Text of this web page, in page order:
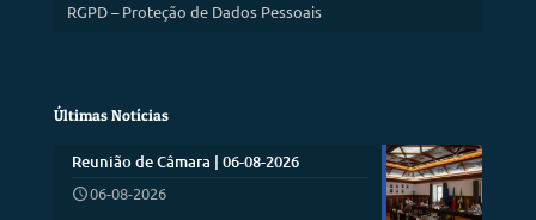
RGPD – Proteção de Dados Pessoais
Últimas Notícias
Reunião de Câmara | 06-08-2026
06-08-2026